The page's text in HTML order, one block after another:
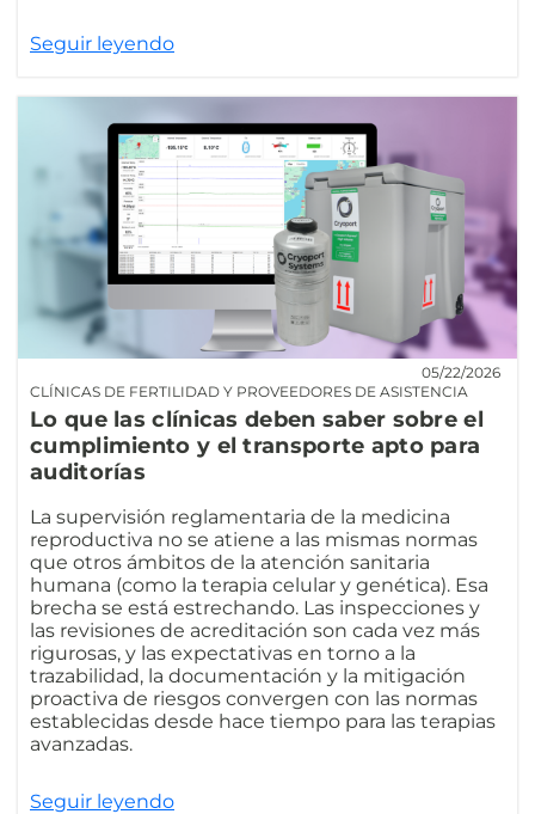
Seguir leyendo
CLÍNICAS DE FERTILIDAD Y PROVEEDORES DE ASISTENCIA
05/22/2026
Lo que las clínicas deben saber sobre el
cumplimiento y el transporte apto para
auditorías
La supervisión reglamentaria de la medicina
reproductiva no se atiene a las mismas normas
que otros ámbitos de la atención sanitaria
humana (como la terapia celular y genética). Esa
brecha se está estrechando. Las inspecciones y
las revisiones de acreditación son cada vez más
rigurosas, y las expectativas en torno a la
trazabilidad, la documentación y la mitigación
proactiva de riesgos convergen con las normas
establecidas desde hace tiempo para las terapias
avanzadas.
Seguir leyendo